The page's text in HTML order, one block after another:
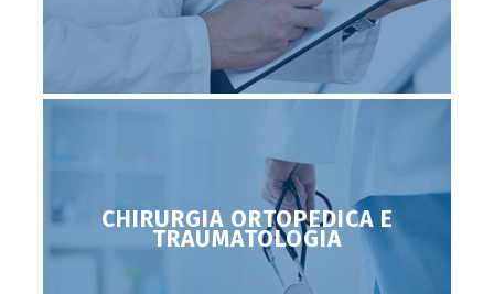
CHIRURGIA ORTOPEDICA E
TRAUMATOLOGIA